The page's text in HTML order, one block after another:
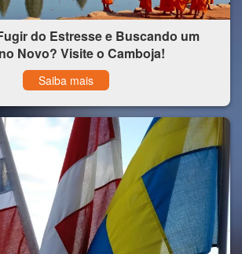
do Estresse e Buscando um
Novo? Visite o Camboja!
Saiba mais